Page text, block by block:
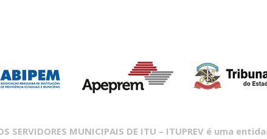
SERVIDORES MUNICIPAIS DE ITU – ITUPREV é uma